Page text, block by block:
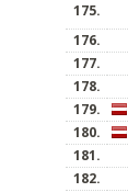
175.
176.
177.
178.
179.
180.
181.
182.